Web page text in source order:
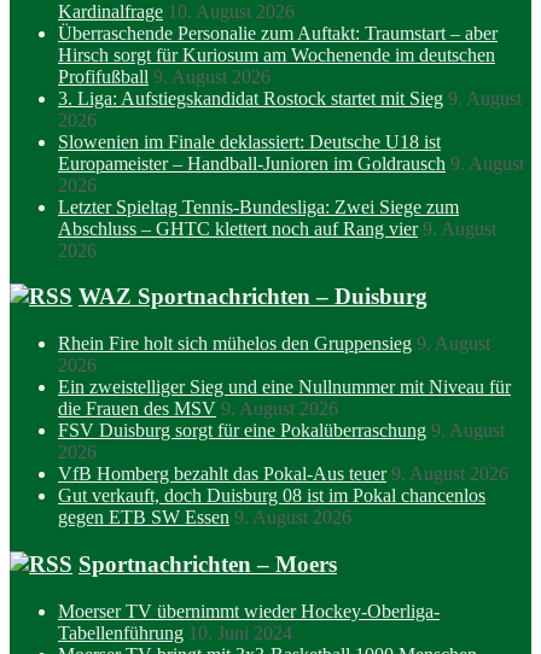
Kardinalfrage 10. August 2026
Überraschende Personalie zum Auftakt: Traumstart – aber
Hirsch sorgt für Kuriosum am Wochenende im deutschen
Profifußball 9. August 2026
3. Liga: Aufstiegskandidat Rostock startet mit Sieg 9. August
2026
Slowenien im Finale deklassiert: Deutsche U18 ist
Europameister – Handball-Junioren im Goldrausch 9. August
2026
Letzter Spieltag Tennis-Bundesliga: Zwei Siege zum
Abschluss – GHTC klettert noch auf Rang vier 9. August
2026
WAZ Sportnachrichten – Duisburg
Rhein Fire holt sich mühelos den Gruppensieg 9. August
2026
Ein zweistelliger Sieg und eine Nullnummer mit Niveau für
die Frauen des MSV 9. August 2026
FSV Duisburg sorgt für eine Pokalüberraschung 9. August
2026
VfB Homberg bezahlt das Pokal-Aus teuer 9. August 2026
Gut verkauft, doch Duisburg 08 ist im Pokal chancenlos
gegen ETB SW Essen 9. August 2026
Sportnachrichten – Moers
Moerser TV übernimmt wieder Hockey-Oberliga-
Tabellenführung 10. Juni 2024